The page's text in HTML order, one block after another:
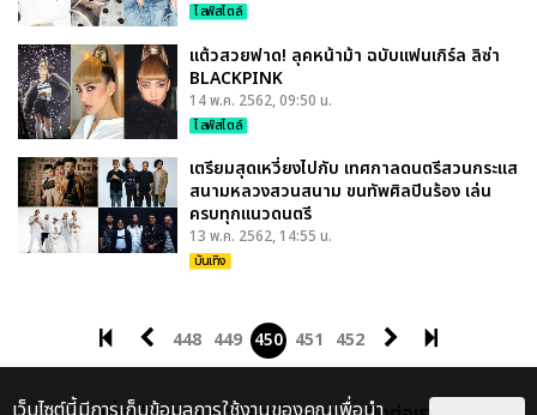
ไลฟ์สไตล์
แต้วสวยฟาด! ลุคหน้าม้า ฉบับแฟนเกิร์ล ลิซ่า
BLACKPINK
14 พ.ค. 2562, 09:50 น.
ไลฟ์สไตล์
เตรียมสุดเหวี่ยงไปกับ เทศกาลดนตรีสวนกระแส
สนามหลวงสวนสนาม ขนทัพศิลปินร้อง เล่น
ครบทุกแนวดนตรี
13 พ.ค. 2562, 14:55 น.
บันเทิง
448 449 450 451 452